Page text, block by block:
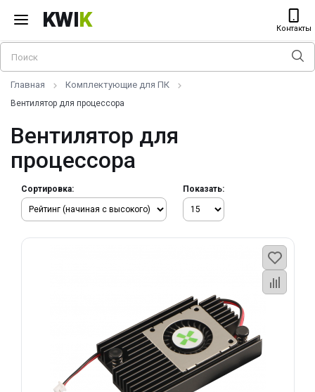
KWIK Контакты
Главная Комплектующие для ПК
Вентилятор для процессора
Вентилятор для
процессора
Сортировка: Показать: